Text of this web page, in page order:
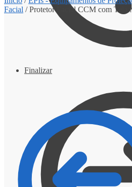
Finalizar
Facial /Protetor Facial CCM com Tela